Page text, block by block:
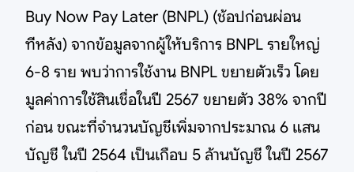
Buy Now Pay Later (BNPL) (ช้อปก่อนผ่อน
ทีหลัง) จากข้อมูลจากผู้ให้บริการ BNPL รายใหญ่
6-8 ราย พบว่าการใช้งาน BNPL ขยายตัวเร็ว โดย
มูลค่าการใช้สินเชื่อในปี 2567 ขยายตัว 38% จากปี
ก่อน ขณะที่จำนวนบัญชีเพิ่มจากประมาณ 6 แสน
บัญชี ในปี 2564 เป็นเกือบ 5 ล้านบัญชี ในปี 2567